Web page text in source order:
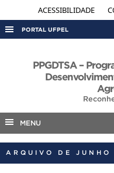
ACESSIBILIDADE
PORTAL UFPEL
AUDITORIA
INTERNACIONAL
PPGDTSA –
MENU
ARQUIVO DE JUNHO